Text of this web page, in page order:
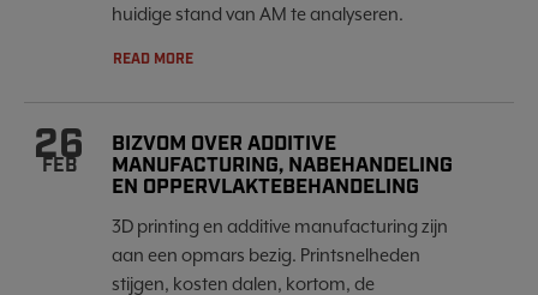
huidige stand van AM te analyseren.
READ MORE
26
FEB
BIZVOM OVER ADDITIVE
MANUFACTURING, NABEHANDELING
EN OPPERVLAKTEBEHANDELING
3D printing en additive manufacturing zijn
aan een opmars bezig. Printsnelheden
stijgen, kosten dalen, kortom, de